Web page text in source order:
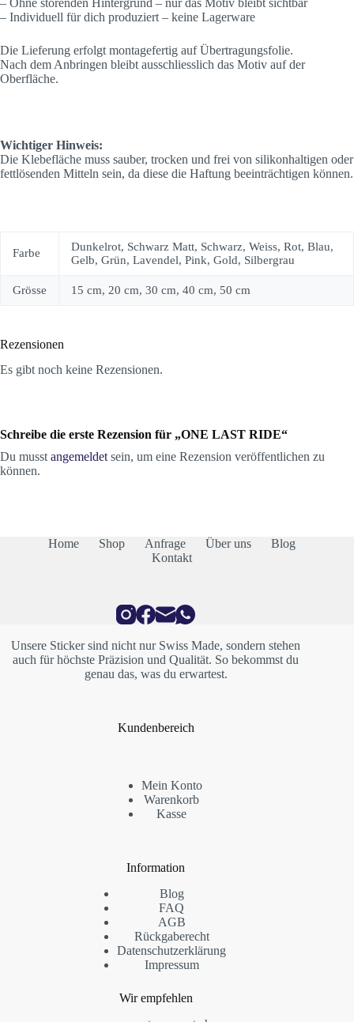
– Individuell für dich produziert – keine Lagerware
Die Lieferung erfolgt montagefertig auf Übertragungsfolie.
Nach dem Anbringen bleibt ausschliesslich das Motiv auf der
Oberfläche.
Wichtiger Hinweis:
Die Klebefläche muss sauber, trocken und frei von silikonhaltigen oder
fettlösenden Mitteln sein, da diese die Haftung beeinträchtigen können.
Farbe
Dunkelrot, Schwarz Matt, Schwarz, Weiss, Rot, Blau,
Gelb, Grün, Lavendel, Pink, Gold, Silbergrau
Grösse 15 cm, 20 cm, 30 cm, 40 cm, 50 cm
Rezensionen
Es gibt noch keine Rezensionen.
Schreibe die erste Rezension für „ONE LAST RIDE“
Du musstangemeldetsein, um eine Rezension veröffentlichen zu
können.
Home Shop Anfrage Über uns
Blog
Kontakt
Unsere Sticker sind nicht nur Swiss Made, sondern stehen
auch für höchste Präzision und Qualität. So bekommst du
genau das, was du erwartest.
Kundenbereich
Mein Konto
Warenkorb
Kasse
Information
Blog
FAQ
AGB
Rückgaberecht
Datenschutzerklärung
Impressum
Wir empfehlen